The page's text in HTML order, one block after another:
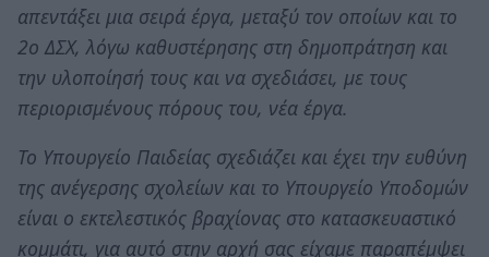
απεντάξει μια σειρά έργα, μεταξύ τον οποίων και το
2ο ΔΣΧ, λόγω καθυστέρησης στη δημοπράτηση και
την υλοποίησή τους και να σχεδιάσει, με τους
περιορισμένους πόρους του, νέα έργα.
Το Υπουργείο Παιδείας σχεδιάζει και έχει την ευθύνη
της ανέγερσης σχολείων και το Υπουργείο Υποδομών
είναι ο εκτελεστικός βραχίονας στο κατασκευαστικό
κομμάτι, για αυτό στην αρχή σας είχαμε παραπέμψει